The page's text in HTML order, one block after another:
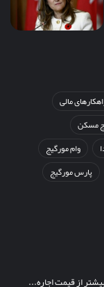
مالی
مسکن
وام مورگیج
پارس مورگیج
از قیمت اجاره...